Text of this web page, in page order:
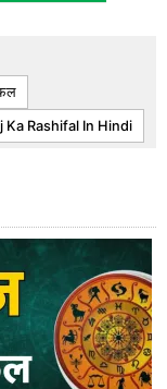
Ka Rashifal In Hindi